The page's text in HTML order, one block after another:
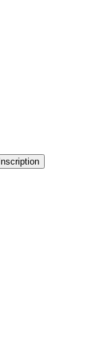
Inscription